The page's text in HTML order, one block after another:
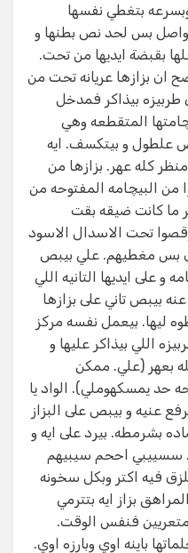
بتغطي نفسها
واصل بس لحد نص بطنها و
بقبضة ايديها من تحت.
بزازها عريانه تحت من
طربيزه بيذاكر فمدخل
المتقطعه وهي
علطول و بيتكسف. ايه
كله عهر. بزازها من
من البيچامه المفتوحه من
ما كانت ضيقه بقت
تحت الاسدال الاسود
بس مغطيهم. علي بيبص
و على ايديها التانيه اللي
بيبص تاني على بزازها
ليها. بيعمل نفسه مركز
اللي بيذاكر عليها و
بعهر (علي. ممكن
حد يمسكهوملي). الواد يا
عنيه و بيبص على البزاز
بشرمطه. بيرد على ايه و
سسييبي اححم سيبيهم
فيه اكتر وبكل سخونه
بزاز ايه بتترمي
فنفس الوقت.
باينه اوي وبارزه اوي.